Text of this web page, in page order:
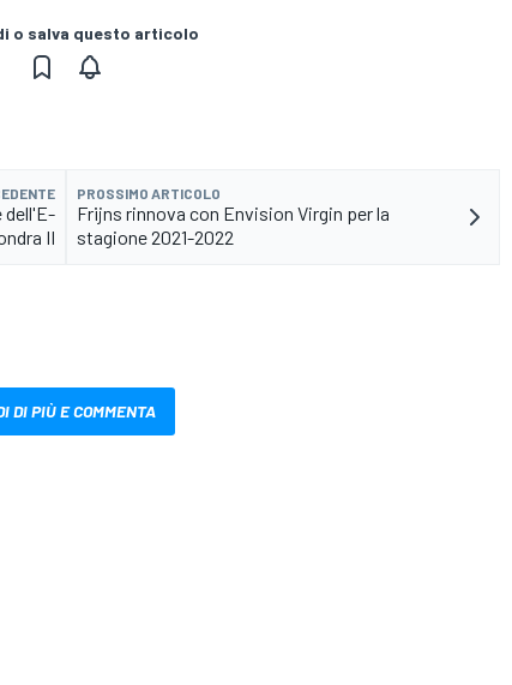
o salva questo articolo
dell'E-
II
PROSSIMO ARTICOLO
Frijns rinnova con Envision Virgin per la
stagione 2021-2022
DI PIÙ E COMMENTA